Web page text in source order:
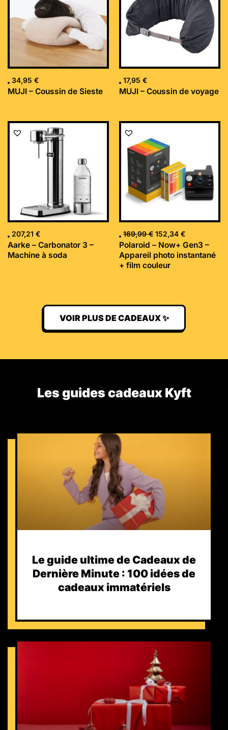
34,95 €
MUJI – Coussin de Sieste
17,95 €
MUJI – Coussin de voyage
207,21 €
Aarke – Carbonator 3 –
Machine à soda
169,99€
Le
initial
était :
169,99 €.
152,34 €
Le
Polaroid – Now+ Gen3 –
Appareil photo instantané
+ film couleur
VOIR PLUS DE CADEAUX ✨
Les guides cadeaux Kyft​
Le guide ultime de Cadeaux de
Dernière Minute : 100 idées de
cadeaux immatériels